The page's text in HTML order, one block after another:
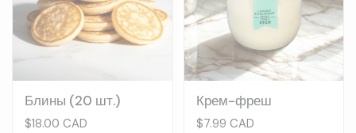
Блины (20 шт.)
Цена:
$18.00 CAD
Крем-фреш
Цена:
$7.99 CAD